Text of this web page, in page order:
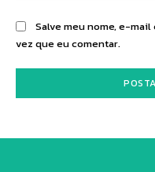
Salve meu nome, e-
vez que eu comentar.